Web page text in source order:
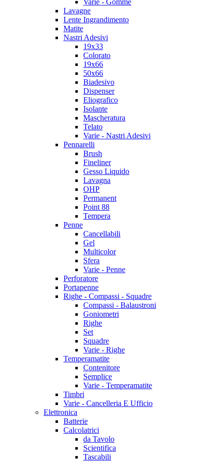
Varie - Gomme
Lavagne
Lente Ingrandimento
Matite
Nastri Adesivi
19x33
Colorato
19x66
50x66
Biadesivo
Dispenser
Eliografico
Isolante
Mascheratura
Telato
Varie - Nastri Adesivi
Pennarelli
Brush
Fineliner
Gesso Liquido
Lavagna
OHP
Permanent
Point 88
Tempera
Penne
Cancellabili
Gel
Multicolor
Sfera
Varie - Penne
Perforatore
Portapenne
Righe - Compassi - Squadre
Compassi - Balaustroni
Goniometri
Righe
Set
Squadre
Varie - Righe
Temperamatite
Contenitore
Semplice
Varie - Temperamatite
Timbri
Varie - Cancelleria E Ufficio
Elettronica
Batterie
Calcolatrici
da Tavolo
Scientifica
Tascabili